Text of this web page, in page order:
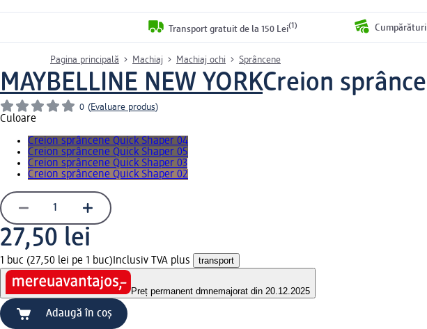
Transport gratuit de la 150 Lei(1) Cumpărături
Pagina principală Machiaj Machiaj ochi Sprâncene
MAYBELLINE NEW YORKCreion
0 (Evaluare produs)
Culoare
Creion sprâncene Quick Shaper 04
Creion sprâncene Quick Shaper 05
Creion sprâncene Quick Shaper 03
Creion sprâncene Quick Shaper 02
27,50 lei
1 buc (27,50 lei pe 1 buc) Inclusiv TVA plus transport
Preț permanent dmnemajorat din 20.12.2025
Adaugă în coș